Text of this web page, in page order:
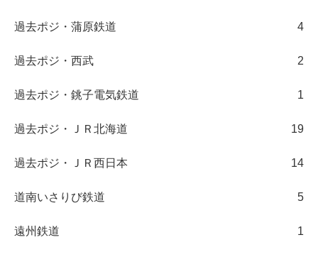
過去ポジ・蒲原鉄道 4
過去ポジ・西武 2
過去ポジ・銚子電気鉄道 1
過去ポジ・ＪＲ北海道 19
過去ポジ・ＪＲ西日本 14
道南いさりび鉄道 5
遠州鉄道 1